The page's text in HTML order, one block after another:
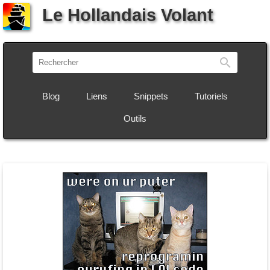
Le Hollandais Volant
Blog Liens Snippets Tutoriels
Outils